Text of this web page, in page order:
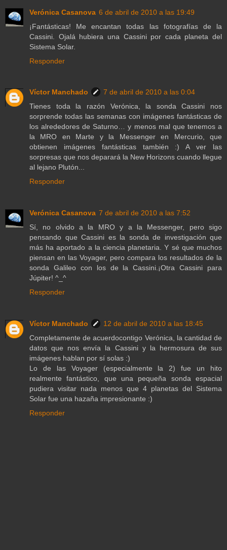
Verónica Casanova 6 de abril de 2010 a las 19:49
¡Fantásticas! Me encantan todas las fotografías de la
Cassini. Ojalá hubiera una Cassini por cada planeta del
Sistema Solar.
Responder
Víctor Manchado
7 de abril de 2010 a las 0:04
Tienes toda la razón Verónica, la sonda Cassini nos
sorprende todas las semanas con imágenes fantásticas de
los alrededores de Saturno… y menos mal que tenemos a
la MRO en Marte y la Messenger en Mercurio, que
obtienen imágenes fantásticas también :) A ver las
sorpresas que nos deparará la New Horizons cuando llegue
al lejano Plutón...
Responder
Verónica Casanova 7 de abril de 2010 a las 7:52
Sí, no olvido a la MRO y a la Messenger, pero sigo
pensando que Cassini es la sonda de investigación que
más ha aportado a la ciencia planetaria. Y sé que muchos
piensan en las Voyager, pero compara los resultados de la
sonda Galileo con los de la Cassini.¡Otra Cassini para
Júpiter! ^_^
Responder
Víctor Manchado
12 de abril de 2010 a las 18:45
Completamente de acuerdocontigo Verónica, la cantidad de
datos que nos envía la Cassini y la hermosura de sus
imágenes hablan por sí solas :)
Lo de las Voyager (especialmente la 2) fue un hito
realmente fantástico, que una pequeña sonda espacial
pudiera visitar nada menos que 4 planetas del Sistema
Solar fue una hazaña impresionante :)
Responder